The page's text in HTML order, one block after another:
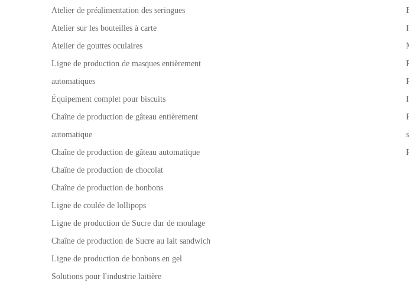
Atelier de préalimentation des seringues
Atelier sur les bouteilles à carte
Atelier de gouttes oculaires
Ligne de production de masques entièrement
automatiques
Équipement complet pour biscuits
Chaîne de production de gâteau entièrement
automatique
Chaîne de production de gâteau automatique
Chaîne de production de chocolat
Chaîne de production de bonbons
Ligne de coulée de lollipops
Ligne de production de Sucre dur de moulage
Chaîne de production de Sucre au lait sandwich
Ligne de production de bonbons en gel
Solutions pour l'industrie laitière